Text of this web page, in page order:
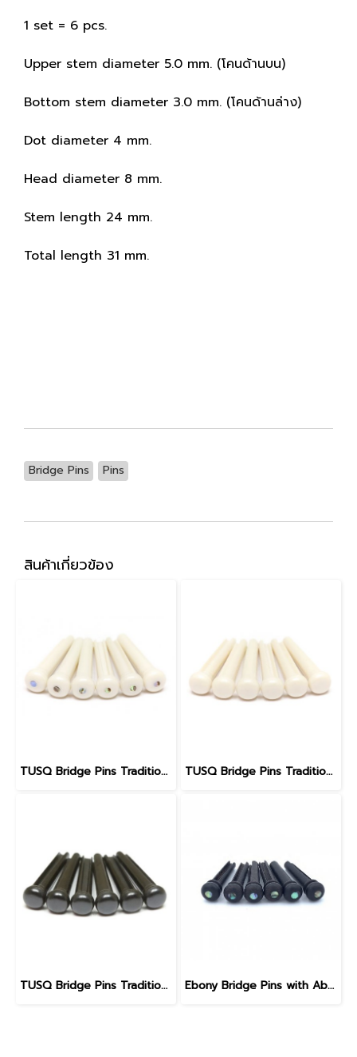
1 set = 6 pcs.
Upper stem diameter 5.0 mm. (โคนด้านบน)
Bottom stem diameter 3.0 mm. (โคนด้านล่าง)
Dot diameter 4 mm.
Head diameter 8 mm.
Stem length 24 mm.
Total length 31 mm.
Bridge Pins Pins
สินค้าเกี่ยวข้อง
TUSQ Bridge Pins Traditional Style PP-1182 TUSQ Bridge Pins Traditional Style PP-1100 White / No Dot
TUSQ Bridge Pins Traditional Style PP-2100 Black / No Dot Ebony Bridge Pins with Abalone dot, EB1, 5.3 mm